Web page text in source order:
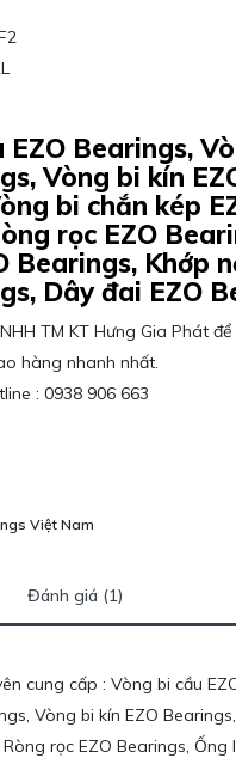
EZO Bearings,
Vòng bi kín
bi chắn kép
rọc EZO
Bearings, Khớp
Dây đai EZO
TM KT Hưng Gia Phát
hàng nhanh nhất.
: 0938 906 663
Việt Nam
Đánh giá (1)
cung cấp : Vòng bi cầu
Vòng bi kín EZO
rọc EZO Bearings, Ống